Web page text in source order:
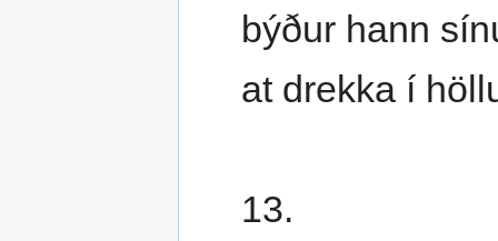
býður hann
at drekka í
13.